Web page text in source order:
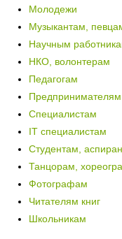
Молодежи
Музыкантам,
Научным
НКО, волонтерам
Педагогам
Предпринимателям
Специалистам
IT специалистам
Студентам,
Танцорам,
Фотографам
Читателям книг
Школьникам